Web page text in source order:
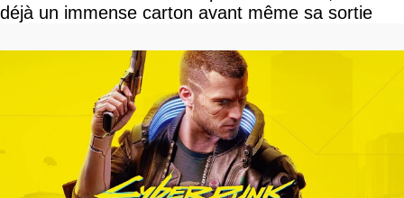
déjà un immense carton avant même sa sortie